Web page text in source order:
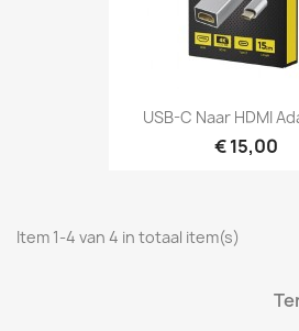
USB-C Naar HDMI
€ 15,00
Item 1-4 van 4 in totaal item(s)